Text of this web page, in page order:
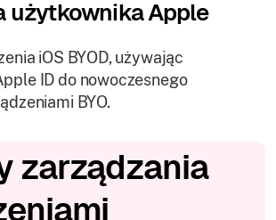
użytkownika Apple
iOS BYOD, używając
ID do nowoczesnego
BYO.
zarządzania